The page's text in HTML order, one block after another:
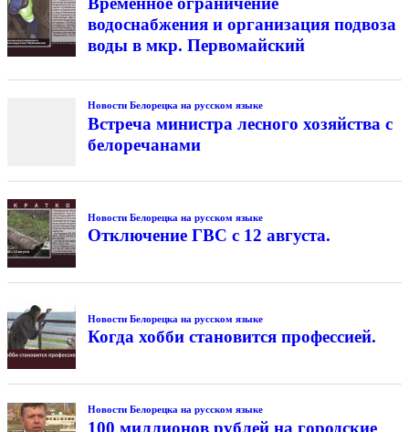
водоснабжения и организация подвоза
воды в мкр. Первомайский
Новости Белорецка на русском языке
Встреча министра лесного хозяйства с
белоречанами
Новости Белорецка на русском языке
Отключение ГВС с 12 августа.
Новости Белорецка на русском языке
Когда хобби становится профессией.
Новости Белорецка на русском языке
100 миллионов рублей на городские